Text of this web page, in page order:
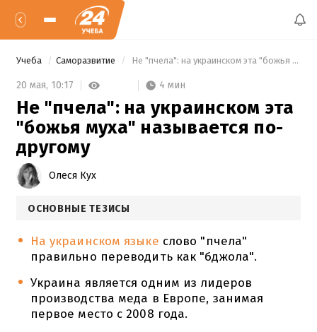
Учеба Саморазвитие Не "пчела": на украинском эта "божья муха" называется по-другому
20 мая, 10:17 4 мин
Не "пчела": на украинском эта
"божья муха" называется по-
другому
Олеся Кух
ОСНОВНЫЕ ТЕЗИСЫ
На украинском языке слово "пчела"
правильно переводить как "бджола".
Украина является одним из лидеров
производства меда в Европе, занимая
первое место с 2008 года.